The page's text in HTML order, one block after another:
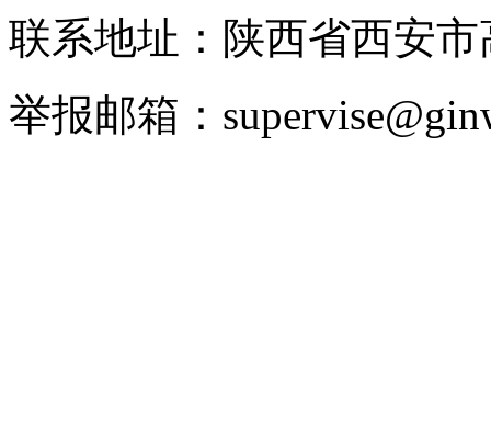
联系地址：陕西省西安
举报邮箱：